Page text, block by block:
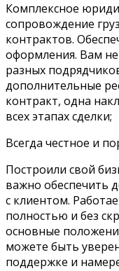
Комплексное
сопровождение
контрактов.
оформления. Вам
разных
дополнительные
контракт, одна
всех этапах сделки;
Всегда честное и
Построили свой
важно обеспечить
с клиентом.
полностью и без
основные
можете быть
поддержке и